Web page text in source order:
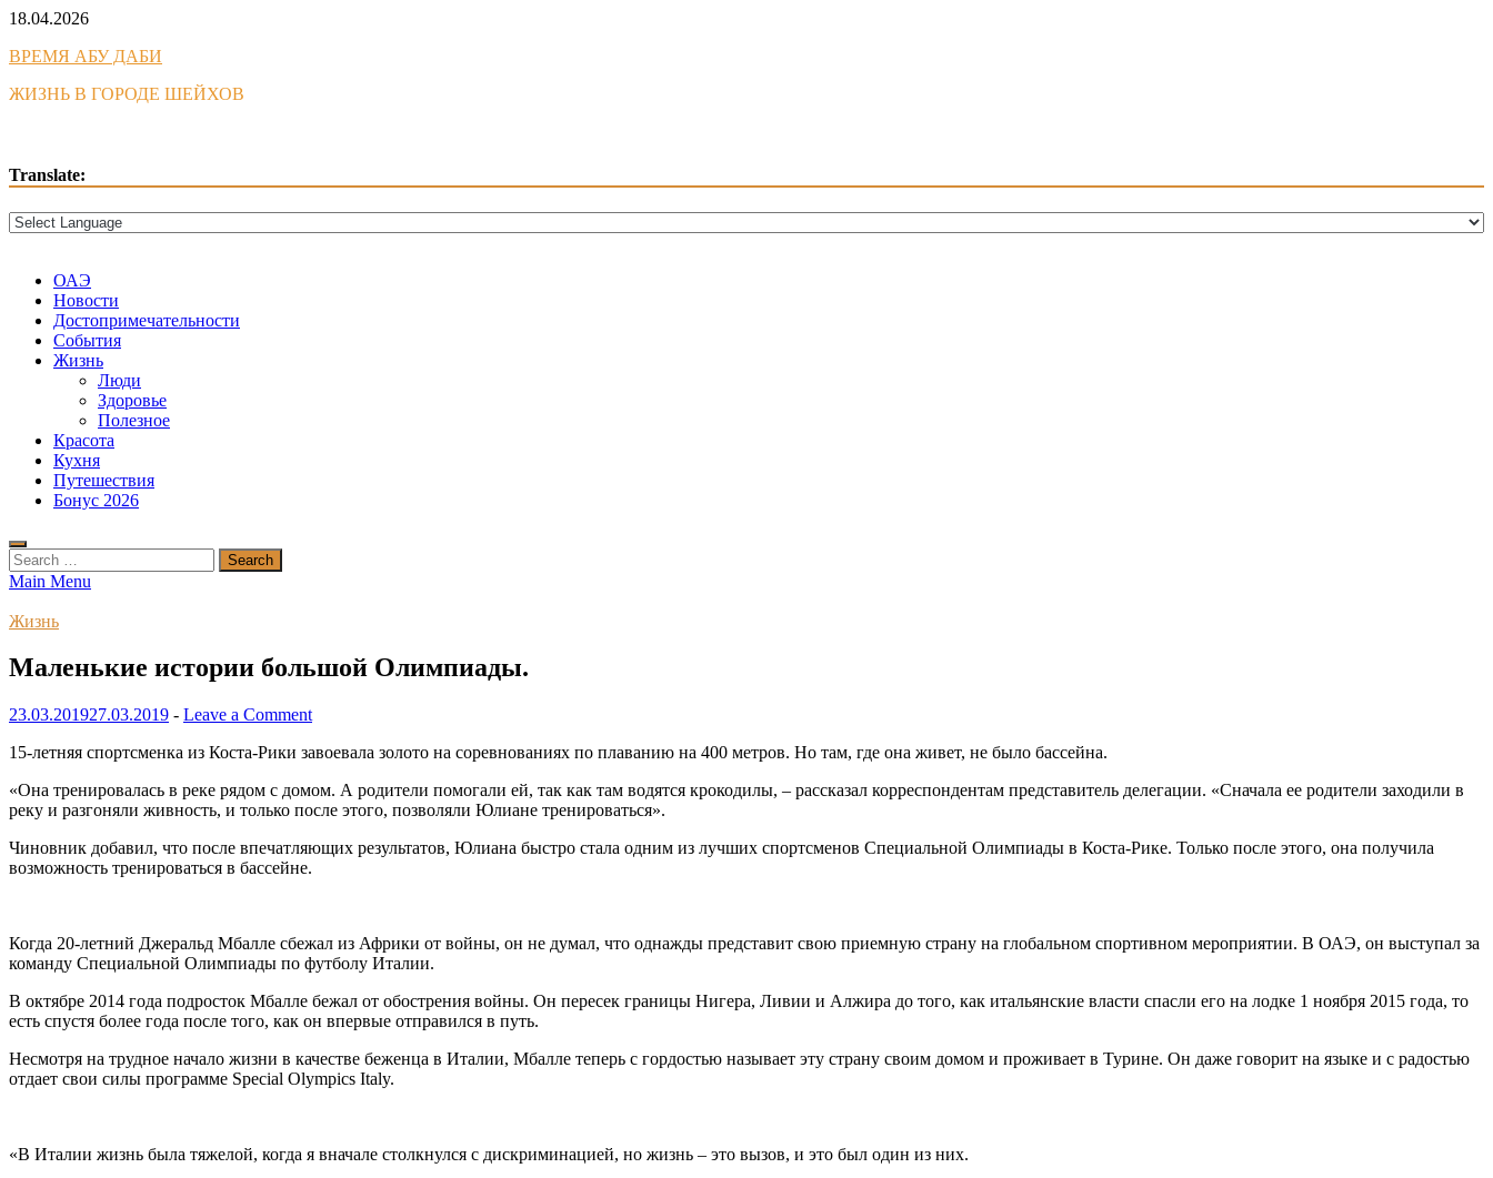
Skip
content
18.04.2026
ВРЕМЯ АБУ ДАБИ
ЖИЗНЬ В ГОРОДЕ ШЕЙХОВ
Translate:
ОАЭ
Новости
Достопримечательности
События
Жизнь
Люди
Здоровье
Полезное
Красота
Кухня
Путешествия
Бонус 2026
Search
for:
Main Menu
Жизнь
Маленькие истории большой Олимпиады.
23.03.201927.03.2019 - Leave a Comment
15-летняя спортсменка из Коста-Рики завоевала золото на соревнованиях по плаванию на 400 метров. Но там, где она живет, не было бассейна.
«Она тренировалась в реке рядом с домом. А родители помогали ей, так как там водятся крокодилы, – рассказал корреспондентам представитель делегации. «Сначала ее родители заходили в
реку и разгоняли живность, и только после этого, позволяли Юлиане тренироваться».
Чиновник добавил, что после впечатляющих результатов, Юлиана быстро стала одним из лучших спортсменов Специальной Олимпиады в Коста-Рике. Только после этого, она получила
возможность тренироваться в бассейне.
Когда 20-летний Джеральд Мбалле сбежал из Африки от войны, он не думал, что однажды представит свою приемную страну на глобальном спортивном мероприятии. В ОАЭ, он выступал за
команду Специальной Олимпиады по футболу Италии.
В октябре 2014 года подросток Мбалле бежал от обострения войны. Он пересек границы Нигера, Ливии и Алжира до того, как итальянские власти спасли его на лодке 1 ноября 2015 года, то
есть спустя более года после того, как он впервые отправился в путь.
Несмотря на трудное начало жизни в качестве беженца в Италии, Мбалле теперь с гордостью называет эту страну своим домом и проживает в Турине. Он даже говорит на языке и с радостью
отдает свои силы программе Special Olympics Italy.
«В Италии жизнь была тяжелой, когда я вначале столкнулся с дискриминацией, но жизнь – это вызов, и это был один из них.